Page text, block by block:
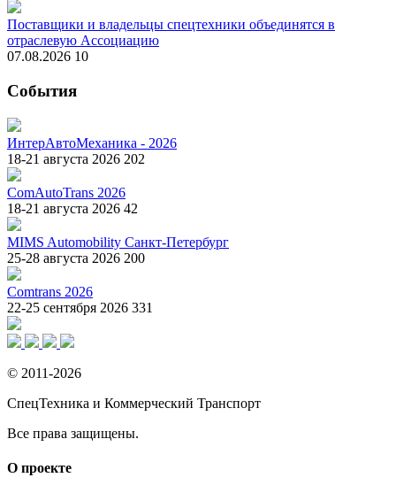
Поставщики и владельцы спецтехники объединятся в
отраслевую Ассоциацию
07.08.2026 10
События
ИнтерАвтоМеханика - 2026
18-21 августа 2026 202
ComAutoTrans 2026
18-21 августа 2026 42
MIMS Automobility Санкт-Петербург
25-28 августа 2026 200
Comtrans 2026
22-25 сентября 2026 331
© 2011-2026
СпецТехника и Коммерческий Транспорт
Все права защищены.
О проекте